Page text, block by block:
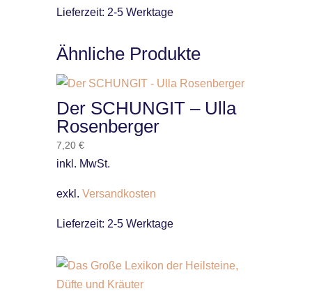
Lieferzeit: 2-5 Werktage
Ähnliche Produkte
Der SCHUNGIT – Ulla
Rosenberger
7,20 €
inkl. MwSt.
exkl. Versandkosten
Lieferzeit: 2-5 Werktage